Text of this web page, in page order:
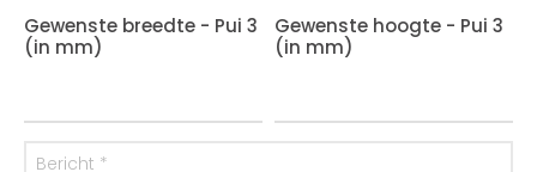
Gewenste breedte - Pui 3
(in mm)
Gewenste hoogte - Pui 3
(in mm)